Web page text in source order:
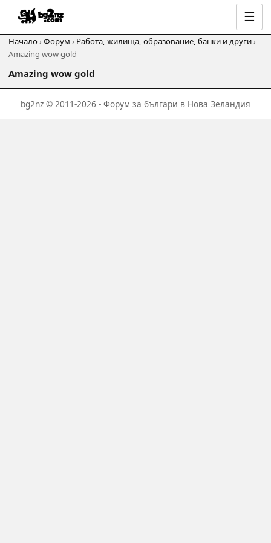
☰
Начало›Форум › Работа, жилища, образование, банки и други›
Amazing wow gold
Amazing wow gold
bg2nz © 2011-2026 - Форум за българи в Нова Зеландия